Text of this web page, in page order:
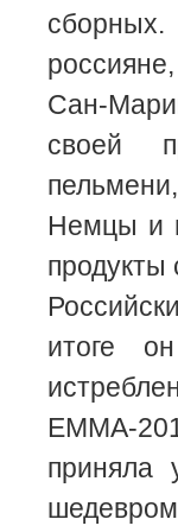
Сан-
своей
Немцы и
продукты
итоге
EMMA-
приняла